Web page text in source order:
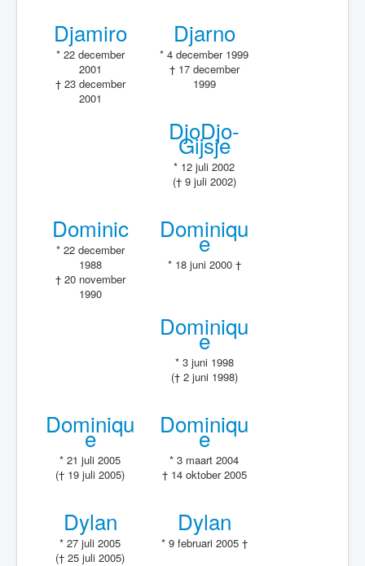
Djamiro
* 22 december
2001
† 23 december
2001
Djarno
* 4 december 1999
† 17 december
1999
DjoDjo-
Gijsje
* 12 juli 2002
(† 9 juli 2002)
Dominic
* 22 december
1988
† 20 november
1990
Dominiqu
e
* 18 juni 2000 †
Dominiqu
e
* 3 juni 1998
(† 2 juni 1998)
Dominiqu
e
* 21 juli 2005
(† 19 juli 2005)
Dominiqu
e
* 3 maart 2004
† 14 oktober 2005
Dylan
* 27 juli 2005
(† 25 juli 2005)
Dylan
* 9 februari 2005 †